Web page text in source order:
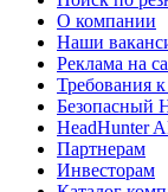
О компании
Наши
Реклама на
Требования
Безопасный
HeadHunter
Партнерам
Инвесторам